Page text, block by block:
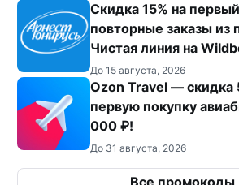
Скидка 15% на
повторные заказы из
Чистая линия на
До 15 августа, 2026
Ozon Travel — скидка
первую покупку
000 ₽!
До 31 августа, 2026